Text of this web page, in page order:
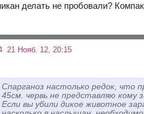
делать не пробовали?
21 Нояб. 12, 20:15
Спарганоз настолько редок, что
45см. червь не представляю кому
Если вы убили дикое животное